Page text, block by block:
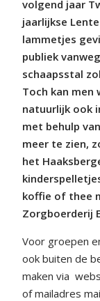
volgend jaar
jaarlijkse
lammetjes
publiek
schaapsstal
Toch kan men
natuurlijk ook
met behulp
meer te zien,
het
koffie of thee
Zorgboerderij
Voor groepen
ook buiten de
maken via
of mailadres